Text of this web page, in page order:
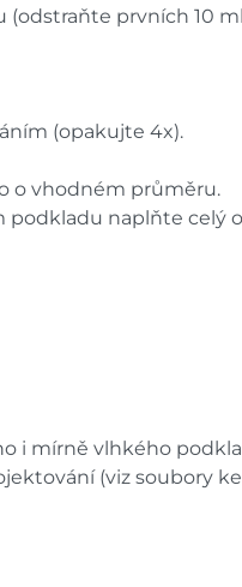
prvních 10
(opakujte 4x).
o vhodném průměru.
podkladu naplňte celý
i mírně vlhkého
(viz soubory